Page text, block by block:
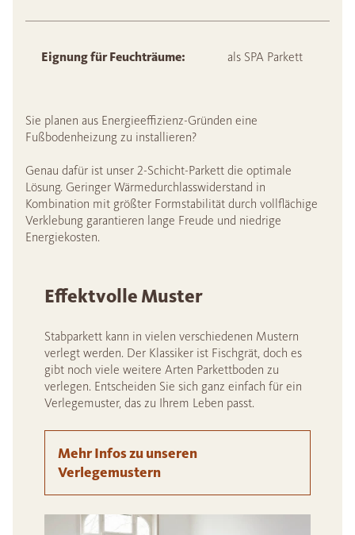
Eignung für Feuchträume: als SPA Parkett
Sie planen aus Energieeffizienz-Gründen eine
Fußbodenheizung zu installieren?
Genau dafür ist unser 2-Schicht-Parkett die optimale
Lösung. Geringer Wärmedurchlasswiderstand in
Kombination mit größter Formstabilität durch vollflächige
Verklebung garantieren lange Freude und niedrige
Energiekosten.
Effektvolle Muster
Stabparkett kann in vielen verschiedenen Mustern
verlegt werden. Der Klassiker ist Fischgrät, doch es
gibt noch viele weitere Arten Parkettboden zu
verlegen. Entscheiden Sie sich ganz einfach für ein
Verlegemuster, das zu Ihrem Leben passt.
Mehr Infos zu unseren
Verlegemustern